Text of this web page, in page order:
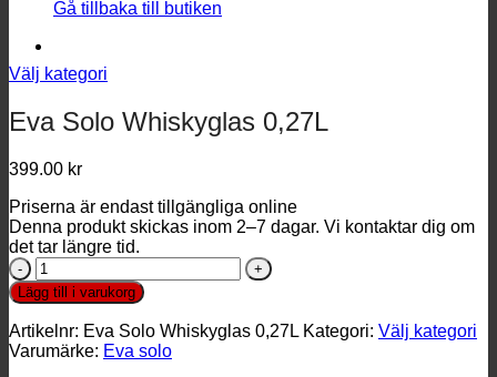
Gå tillbaka till butiken
Välj kategori
Eva Solo Whiskyglas 0,27L
399.00 kr
Priserna är endast tillgängliga online
Denna produkt skickas inom 2–7 dagar. Vi kontaktar dig om
det tar längre tid.
Eva
Solo
Whiskyglas
0,27L
mängd
Lägg till i varukorg
Artikelnr: Eva Solo Whiskyglas 0,27L Kategori: Välj kategori
Varumärke: Eva solo